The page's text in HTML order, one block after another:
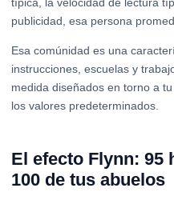
publicidad, esa persona
Esa comúnidad es una
instrucciones, escuelas y
medida diseñados en torno a
los valores predeterminados.
El efecto Flynn: 95
100 de tus abuelos